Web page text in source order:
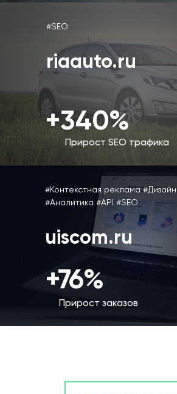
uiscom.ru
#Контекстная реклама #Дизайн
#Аналитика #API #SEO
Прирост заказов
riaauto.ru
#SEO
+76%
Прирост SEO трафика
+340%